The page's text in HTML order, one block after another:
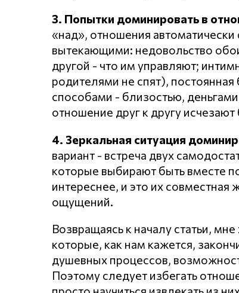
3. Попытки доминировать в
«над», отношения
вытекающими: недовольство
другой - что им управляют;
родителями не спят),
способами - близостью,
отношение друг к другу исчезают
4. Зеркальная ситуация
вариант - встреча двух
которые выбирают быть вместе
интереснее, и это их
ощущений.
Возвращаясь к началу статьи,
которые, как нам кажется,
душевных процессов,
Поэтому следует избегать